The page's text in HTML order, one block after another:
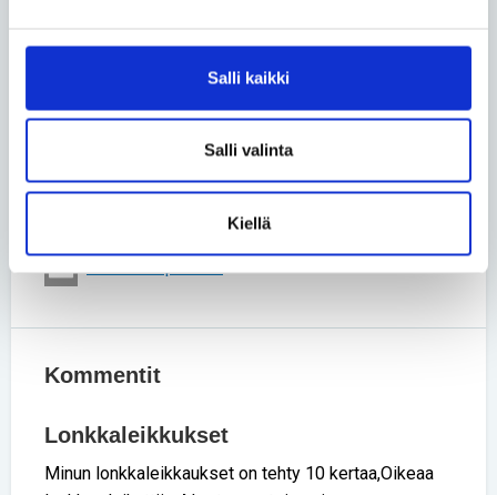
Salli kaikki
Salli valinta
Kiellä
Lähteet: Reumaliitto, Mehiläinen ja Coxa
Lue lisää aihepiiristä
Jaa uutinen
Kommentit
Lonkkaleikkukset
Minun lonkkaleikkaukset on tehty 10 kertaa,Oikeaa